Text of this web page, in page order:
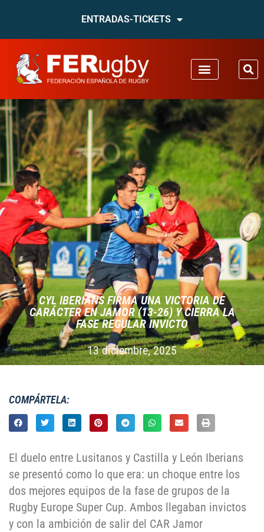
ENTRADAS-TICKETS
CYL IBERIANS FIRMA UNA VICTORIA DE
CARÁCTER EN JAMOR (13-26) Y CIERRA LA
FASE REGULAR INVICTO
13 diciembre, 2025
COMPÁRTELA:
El duelo entre Lusitanos y Castilla y León Iberians
se presentó como lo que era: un choque entre los
dos mejores equipos de la fase de grupos de la
Rugby Europe Super Cup. Ambos llegaban invictos
y con la ambición de salir del CAR Jamor